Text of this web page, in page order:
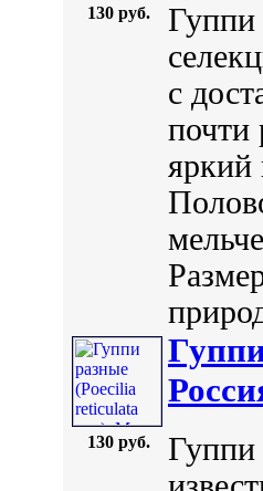
130 руб.
Гуппи
с
почти
яркий
130 руб.
Гуппи